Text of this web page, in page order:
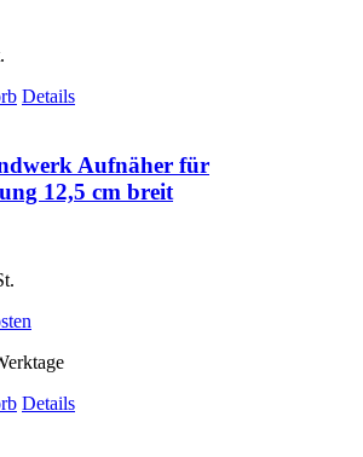
Details
Aufnäher für
12,5 cm breit
Details